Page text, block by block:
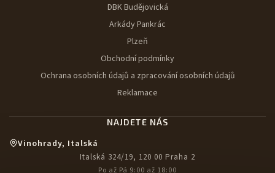
DBK Budějovická
Arkády Pankrác
Plzeň
Obchodní podmínky
Ochrana osobních údajů a zpracování osobních údajů
Reklamace
NAJDETE NÁS
Vinohrady, Italská
Italská 324/19, 120 00 Praha 2
Po až Pá 9:00 až 18:00